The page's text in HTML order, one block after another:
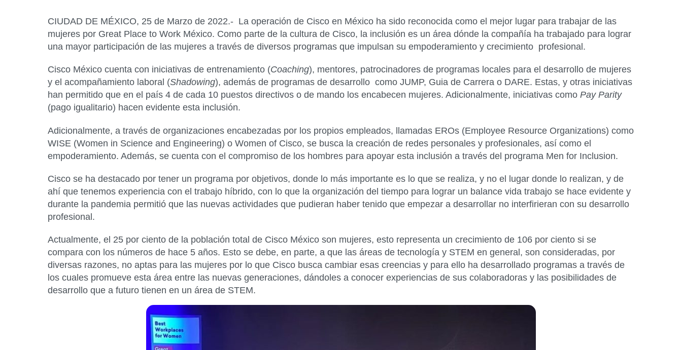
CIUDAD DE MÉXICO, 25 de Marzo de 2022.- La operación de Cisco en México ha sido reconocida como el mejor lugar para trabajar de las
mujeres por Great Place to Work México. Como parte de la cultura de Cisco, la inclusión es un área dónde la compañía ha trabajado para lograr
una mayor participación de las mujeres a través de diversos programas que impulsan su empoderamiento y crecimiento profesional.
Cisco México cuenta con iniciativas de entrenamiento (Coaching), mentores, patrocinadores de programas locales para el desarrollo de mujeres
y el acompañamiento laboral (Shadowing), además de programas de desarrollo como JUMP, Guia de Carrera o DARE. Estas, y otras iniciativas
han permitido que en el país 4 de cada 10 puestos directivos o de mando los encabecen mujeres. Adicionalmente, iniciativas comoPay Parity
(pago igualitario) hacen evidente esta inclusión.
Adicionalmente, a través de organizaciones encabezadas por los propios empleados, llamadas EROs (Employee Resource Organizations) como
WISE (Women in Science and Engineering) o Women of Cisco, se busca la creación de redes personales y profesionales, así como el
empoderamiento. Además, se cuenta con el compromiso de los hombres para apoyar esta inclusión a través del programa Men for Inclusion.
Cisco se ha destacado por tener un programa por objetivos, donde lo más importante es lo que se realiza, y no el lugar donde lo realizan, y de
ahí que tenemos experiencia con el trabajo híbrido, con lo que la organización del tiempo para lograr un balance vida trabajo se hace evidente y
durante la pandemia permitió que las nuevas actividades que pudieran haber tenido que empezar a desarrollar no interfirieran con su desarrollo
profesional.
Actualmente, el 25 por ciento de la población total de Cisco México son mujeres, esto representa un crecimiento de 106 por ciento si se
compara con los números de hace 5 años. Esto se debe, en parte, a que las áreas de tecnología y STEM en general, son consideradas, por
diversas razones, no aptas para las mujeres por lo que Cisco busca cambiar esas creencias y para ello ha desarrollado programas a través de
los cuales promueve esta área entre las nuevas generaciones, dándoles a conocer experiencias de sus colaboradoras y las posibilidades de
desarrollo que a futuro tienen en un área de STEM.